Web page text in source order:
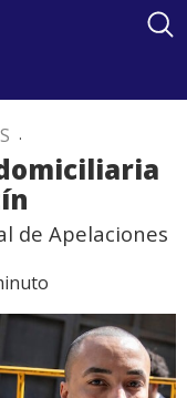
.
de Apelaciones